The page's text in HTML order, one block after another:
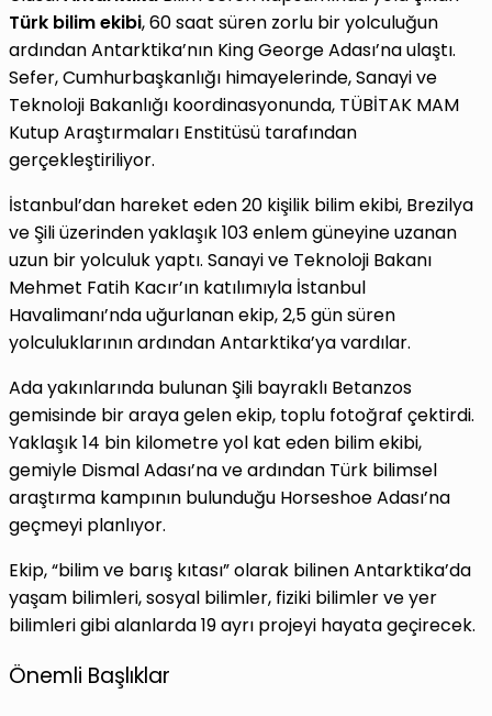
Türk bilim ekibi, 60 saat süren zorlu bir yolculuğun
ardından Antarktika’nın King George Adası’na ulaştı.
Sefer, Cumhurbaşkanlığı himayelerinde, Sanayi ve
Teknoloji Bakanlığı koordinasyonunda, TÜBİTAK MAM
Kutup Araştırmaları Enstitüsü tarafından
gerçekleştiriliyor.
İstanbul’dan hareket eden 20 kişilik bilim ekibi, Brezilya
ve Şili üzerinden yaklaşık 103 enlem güneyine uzanan
uzun bir yolculuk yaptı. Sanayi ve Teknoloji Bakanı
Mehmet Fatih Kacır’ın katılımıyla İstanbul
Havalimanı’nda uğurlanan ekip, 2,5 gün süren
yolculuklarının ardından Antarktika’ya vardılar.
Ada yakınlarında bulunan Şili bayraklı Betanzos
gemisinde bir araya gelen ekip, toplu fotoğraf çektirdi.
Yaklaşık 14 bin kilometre yol kat eden bilim ekibi,
gemiyle Dismal Adası’na ve ardından Türk bilimsel
araştırma kampının bulunduğu Horseshoe Adası’na
geçmeyi planlıyor.
Ekip, “bilim ve barış kıtası” olarak bilinen Antarktika’da
yaşam bilimleri, sosyal bilimler, fiziki bilimler ve yer
bilimleri gibi alanlarda 19 ayrı projeyi hayata geçirecek.
Önemli Başlıklar